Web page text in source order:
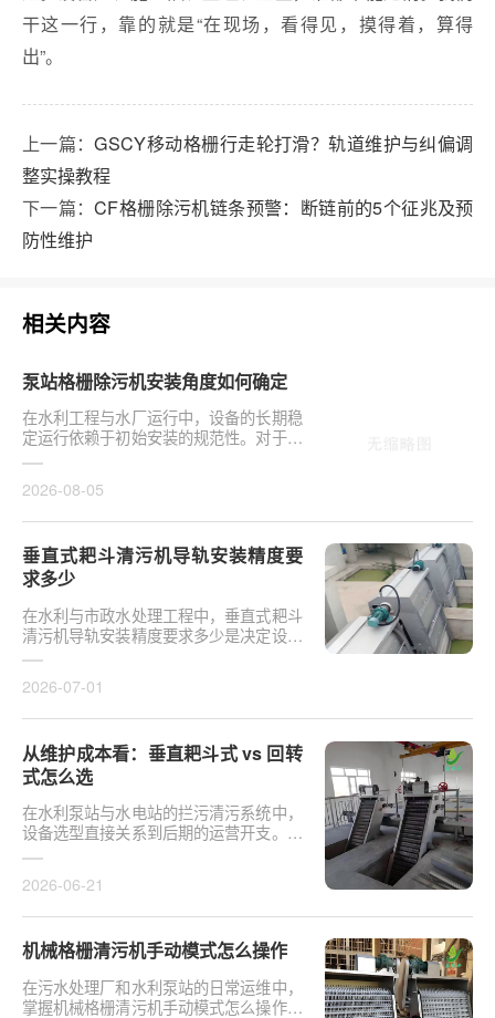
干这一行，靠的就是“在现场，看得见，摸得着，算得
出”。
上一篇：GSCY移动格栅行走轮打滑？轨道维护与纠偏调
整实操教程
下一篇：CF格栅除污机链条预警：断链前的5个征兆及预
防性维护
相关内容
泵站格栅除污机安装角度如何确定
在水利工程与水厂运行中，设备的长期稳
定运行依赖于初始安装的规范性。对于泵
站核心拦污设备而言，其倾斜度直接影响
2026-08-05
垂直式耙斗清污机导轨安装精度要
求多少
在水利与市政水处理工程中，垂直式耙斗
清污机导轨安装精度要求多少是决定设备
运行平稳性的核心**。导轨作为耙斗上下
2026-07-01
从维护成本看：垂直耙斗式 vs 回转
式怎么选
在水利泵站与水电站的拦污清污系统中，
设备选型直接关系到后期的运营开支。探
讨从维护成本看：垂直耙斗式 vs 回转式
2026-06-21
机械格栅清污机手动模式怎么操作
在污水处理厂和水利泵站的日常运维中，
掌握机械格栅清污机手动模式怎么操作是